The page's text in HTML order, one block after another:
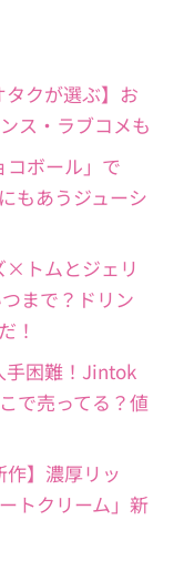
クが選ぶ】お
ス・ラブコメも
コボール」で
もあうジューシ
×トムとジェリ
まで？ドリン
！
手困難！Jintok
で売ってる？値
作】濃厚リッ
トクリーム」新